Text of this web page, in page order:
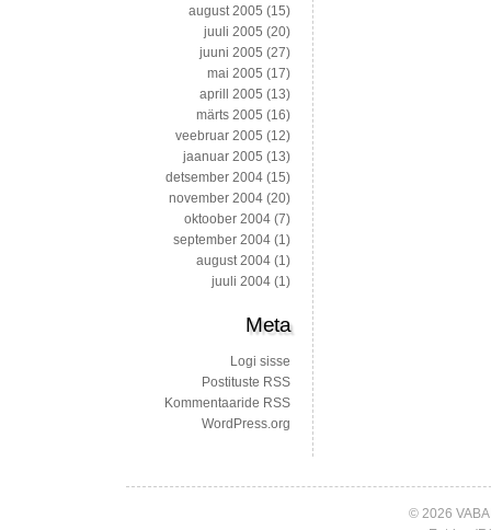
august 2005 (15)
juuli 2005 (20)
juuni 2005 (27)
mai 2005 (17)
aprill 2005 (13)
märts 2005 (16)
veebruar 2005 (12)
jaanuar 2005 (13)
detsember 2004 (15)
november 2004 (20)
oktoober 2004 (7)
september 2004 (1)
august 2004 (1)
juuli 2004 (1)
Meta
Logi sisse
Postituste RSS
Kommentaaride RSS
WordPress.org
© 2026